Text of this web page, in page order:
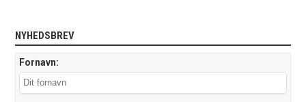
NYHEDSBREV
Fornavn: